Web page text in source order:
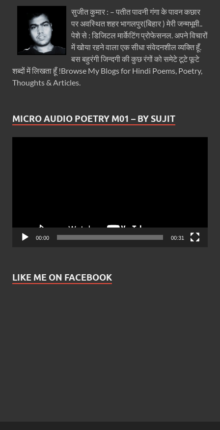
सुजीत कुमार : – पतीत पावनी गंगा के पावन कछार
पर अवस्थित शहर भागलपुर(बिहार ) मेरी जन्मभूमी..
पेशे से : डिजिटल मार्केटिंग प्रोफेसनल. अपने विचारों
में खोया रहने वाला एक सीधा संवेदनशील व्यक्ति हूँ.
बस बहुरंगी जिन्दगी की कुछ रंगों को समेटे टूटे फूटे
शब्दों में लिखता हूँ !Browse My Blogs for Hindi Poems, Poetry,
Thoughts & Articles.
MICRO AUDIO POETRY M01 – BY SUJIT
00:00 00:31
LIKE ME ON FACEBOOK